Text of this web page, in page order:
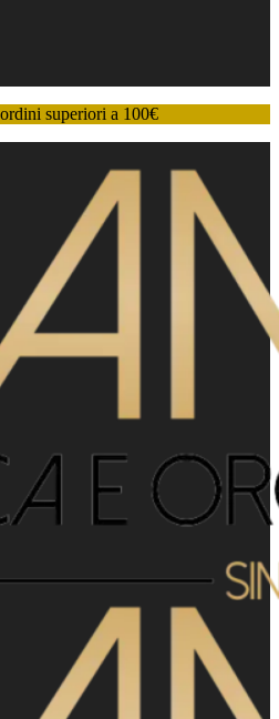
superiori a 100€